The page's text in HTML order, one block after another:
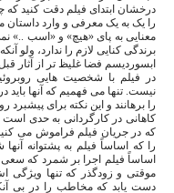
را یک به یک معرفی و وارد
معنایی به پای «هیچ» و «اسب ..»
برندگی کنایی لازم را ندارد، ولو
ابسوردیسم فضا غلیظ تر از آثار
در فیلم با شخصیت هایی
نیست. تنها می فهمیم که آنها
را برهانند و این نکته برای پیشبرد
کاهانی در کارگردانی به حدی
که در جریان فیلم فراموش می
را که اساساً فیلم به پشتوانه
اساساً فیلم اجرا بر شمرد که سعی
موقتی و زودگذر که تنها